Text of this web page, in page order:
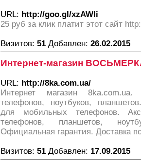
URL: http://goo.gl/xzAWIi
25 руб за клик платит этот сайт
Визитов: 51 Добавлен: 26.02.2015
Интернет-магазин
URL: http://8ka.com.ua/
Интернет магазин
телефонов, ноутбуков,
для мобильных телефонов.
телефонов, планшетов,
Официальная гарантия. Доставка
Визитов: 51 Добавлен: 17.09.2015